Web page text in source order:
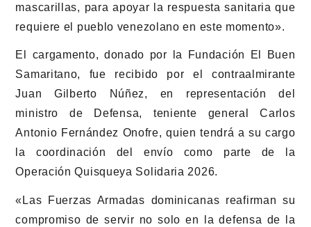
mascarillas, para apoyar la respuesta sanitaria que
requiere el pueblo venezolano en este momento».
El cargamento, donado por la Fundación El Buen
Samaritano, fue recibido por el contraalmirante
Juan Gilberto Núñez, en representación del
ministro de Defensa, teniente general Carlos
Antonio Fernández Onofre, quien tendrá a su cargo
la coordinación del envío como parte de la
Operación Quisqueya Solidaria 2026.
«Las Fuerzas Armadas dominicanas reafirman su
compromiso de servir no solo en la defensa de la